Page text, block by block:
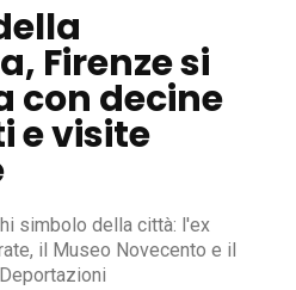
Firenze si
con decine
e visite
simbolo della città: l'ex
il Museo Novecento e il